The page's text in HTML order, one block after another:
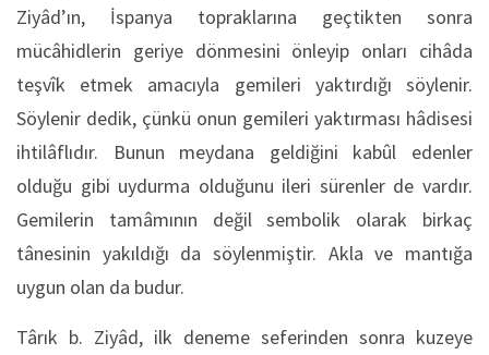
Ziyâd’ın, İspanya topraklarına geçtikten sonra
mücâhidlerin geriye dönmesini önleyip onları cihâda
teşvîk etmek amacıyla gemileri yaktırdığı söylenir.
Söylenir dedik, çünkü onun gemileri yaktırması hâdisesi
ihtilâflıdır. Bunun meydana geldiğini kabûl edenler
olduğu gibi uydurma olduğunu ileri sürenler de vardır.
Gemilerin tamâmının değil sembolik olarak birkaç
tânesinin yakıldığı da söylenmiştir. Akla ve mantığa
uygun olan da budur.
Târık b. Ziyâd, ilk deneme seferinden sonra kuzeye